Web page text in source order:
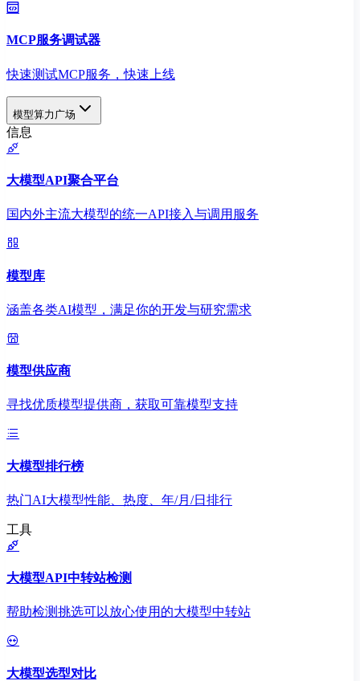
MCP服务调试器
快速测试MCP服务，快速上线
模型算力广场
信息
大模型API聚合平台
国内外主流大模型的统一API接入与调用服务
模型库
涵盖各类AI模型，满足你的开发与研究需求
模型供应商
寻找优质模型提供商，获取可靠模型支持
大模型排行榜
热门AI大模型性能、热度、年/月/日排行
工具
大模型API中转站检测
帮助检测挑选可以放心使用的大模型中转站
大模型选型对比